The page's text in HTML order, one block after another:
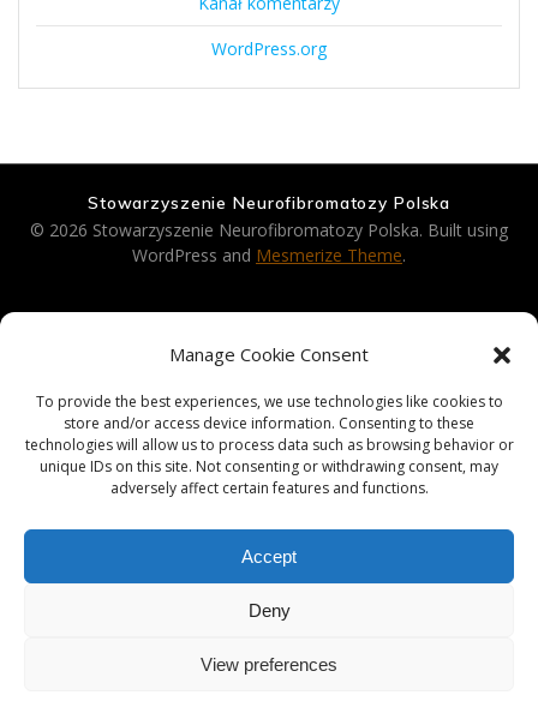
Manage Cookie Consent
To provide the best experiences, we use technologies like cookies to
store and/or access device information. Consenting to these
technologies will allow us to process data such as browsing behavior or
unique IDs on this site. Not consenting or withdrawing consent, may
adversely affect certain features and functions.
Accept
Deny
View preferences
WordPress.org
Stowarzyszenie Neurofibromatozy Polska
© 2026 Stowarzyszenie Neurofibromatozy Polska. Built using
WordPress and Mesmerize Theme.
Strona Główna
Neurofibromatozy
Pacjent
Kontakt
Cookie Policy (EU)